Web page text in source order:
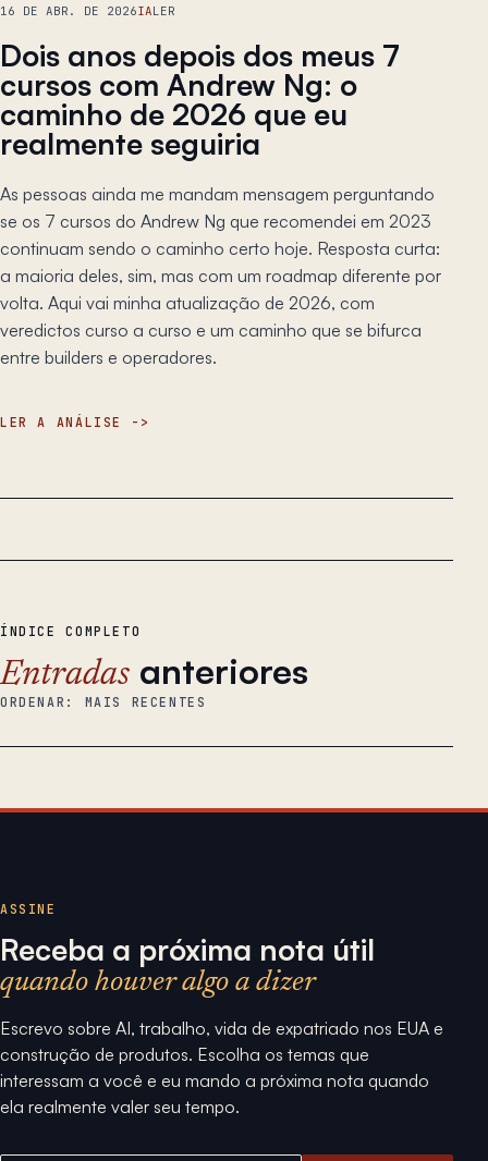
16 DE ABR. DE 2026IALER
Dois anos depois dos meus 7
cursos com Andrew Ng: o
caminho de 2026 que eu
realmente seguiria
As pessoas ainda me mandam mensagem perguntando
se os 7 cursos do Andrew Ng que recomendei em 2023
continuam sendo o caminho certo hoje. Resposta curta:
a maioria deles, sim, mas com um roadmap diferente por
volta. Aqui vai minha atualização de 2026, com
veredictos curso a curso e um caminho que se bifurca
entre builders e operadores.
LER A ANÁLISE
ÍNDICE COMPLETO
Entradas anteriores
ORDENAR: MAIS RECENTES
ASSINE
Receba a próxima nota útil
quando houver algo a dizer
Escrevo sobre AI, trabalho, vida de expatriado nos EUA e
construção de produtos. Escolha os temas que
interessam a você e eu mando a próxima nota quando
ela realmente valer seu tempo.